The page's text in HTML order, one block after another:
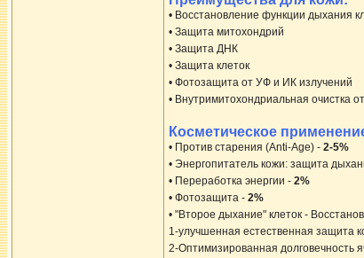
• Восстановление функции дыхания
• Защита митохондрий
• Защита ДНК
• Защита клеток
• Фотозащита от УФ и ИК излучений
• Внутримитохондриальная очистка
Косметическое
• Против старения (Anti-Age) -2-5%
• Энергопитатель кожи: защита
• Переработка энергии -2%
• Фотозащита -2%
• "Второе дыхание" клеток -
1-улучшенная естественная защита
2-Оптимизированная долговечность